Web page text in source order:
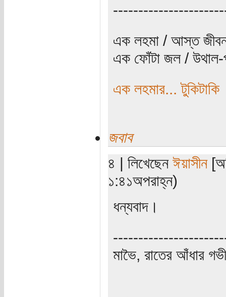
এক লহমা / আস্ত
এক ফোঁটা জল /
এক লহমার... টুকিটাকি
জবাব
৪ | লিখেছেন ঈয়াসীন
১:৪১অপরাহ্ন)
ধন্যবাদ।
মাভৈ, রাতের আঁধার